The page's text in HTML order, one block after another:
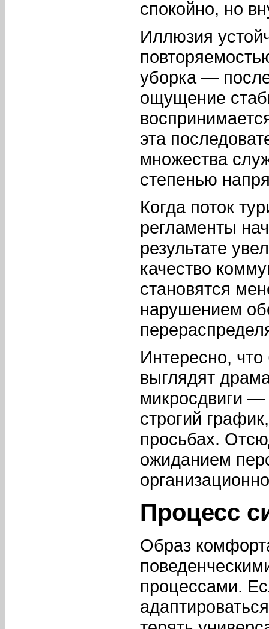
спокойно, но
Иллюзия
уборка —
ощущение
эта
множества
степенью
Когда поток
регламенты
результате
качество
становятся
нарушением
Интересно,
выглядят
микросдвиги
строгий
просьбах.
ожиданием
Процесс
Образ
процессами.